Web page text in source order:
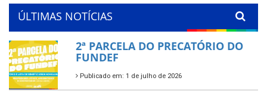
ÚLTIMAS NOTÍCIAS
2ª PARCELA DO PRECATÓRIO DO
FUNDEF
Publicado em: 1 de julho de 2026